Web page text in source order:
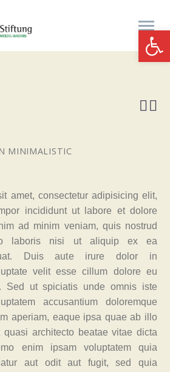

MINIMALISTIC
amet, consectetur adipisicing elit,
incididunt ut labore et dolore
ad minim veniam, quis nostrud
laboris nisi ut aliquip ex ea
Duis aute irure dolor in
velit esse cillum dolore eu
Sed ut spiciatis unde omnis iste
accusantium doloremque
aperiam, eaque ipsa quae ab illo
quasi architecto beatae vitae dicta
enim ipsam voluptatem quia
aut odit aut fugit, sed quia